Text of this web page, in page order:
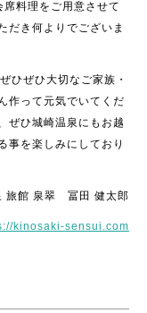
料理をご用意させて
だき何よりでございま
ひぜひ大切なご家族・
作って元気でいてくだ
ぜひ城崎温泉にもお越
事を楽しみにしており
旅館 泉翠 冨田 健太郎
kinosaki-sensui.com